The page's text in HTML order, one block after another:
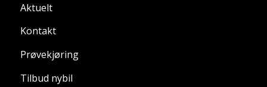
Aktuelt
Kontakt
Prøvekjøring
Tilbud nybil